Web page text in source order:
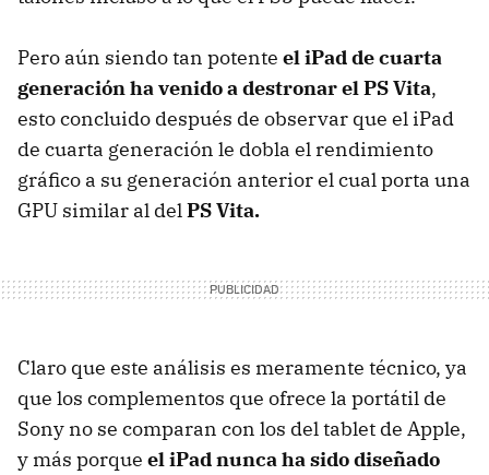
Pero aún siendo tan potente el iPad de cuarta
generación ha venido a destronar el PS Vita,
esto concluido después de observar que el iPad
de cuarta generación le dobla el rendimiento
gráfico a su generación anterior el cual porta una
GPU similar al delPS Vita.
Claro que este análisis es meramente técnico, ya
que los complementos que ofrece la portátil de
Sony no se comparan con los del tablet de Apple,
y más porque el iPad nunca ha sido diseñado